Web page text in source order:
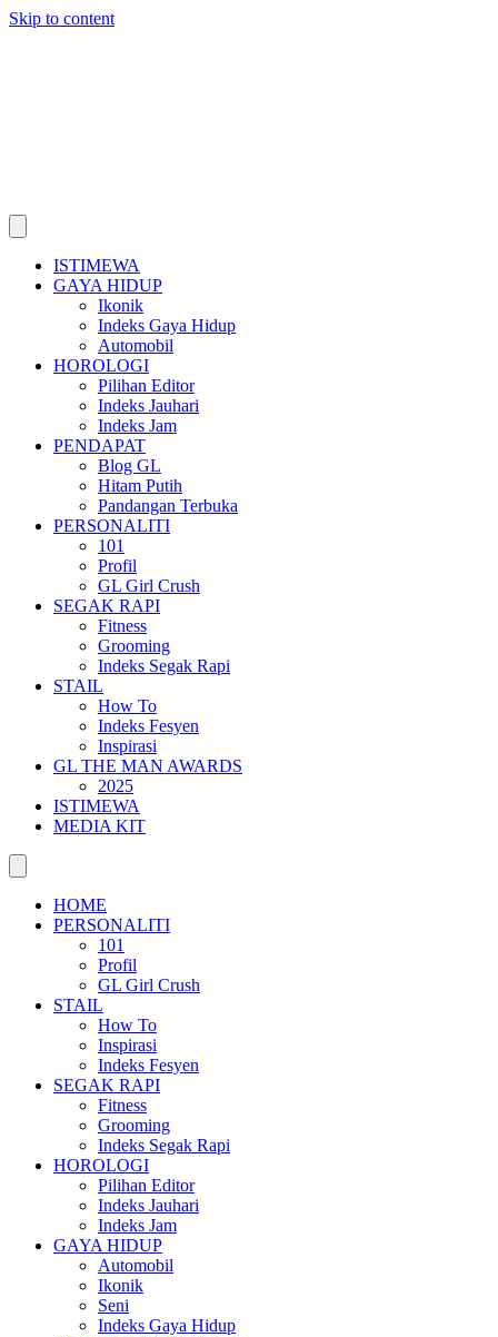
Skip to content
ISTIMEWA
GAYA HIDUP
Ikonik
Indeks Gaya Hidup
Automobil
HOROLOGI
Pilihan Editor
Indeks Jauhari
Indeks Jam
PENDAPAT
Blog GL
Hitam Putih
Pandangan Terbuka
PERSONALITI
101
Profil
GL Girl Crush
SEGAK RAPI
Fitness
Grooming
Indeks Segak Rapi
STAIL
How To
Indeks Fesyen
Inspirasi
GL THE MAN AWARDS
2025
ISTIMEWA
MEDIA KIT
HOME
PERSONALITI
101
Profil
GL Girl Crush
STAIL
How To
Inspirasi
Indeks Fesyen
SEGAK RAPI
Fitness
Grooming
Indeks Segak Rapi
HOROLOGI
Pilihan Editor
Indeks Jauhari
Indeks Jam
GAYA HIDUP
Automobil
Ikonik
Seni
Indeks Gaya Hidup